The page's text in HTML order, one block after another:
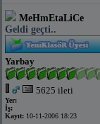
MeHmEtaLiCe
Geldi geçti..
Yarbay
5625 ileti
Yer:
İş:
Kayıt: 10-11-2006 18:23